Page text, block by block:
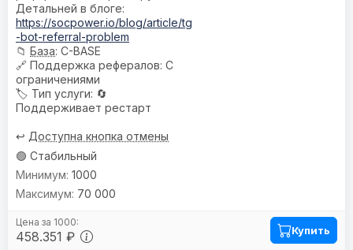
Детальней в блоге:
https://socpower.io/blog/article/tg
-bot-referral-problem
📁 База: C-BASE
🔗 Поддержка рефералов: С
ограничениями
🏷️ Тип услуги: 🔄
Поддерживает рестарт
↩️ Доступна кнопка отмены
🟢 Стабильный
458.351 ₽
1000
70 000
Купить